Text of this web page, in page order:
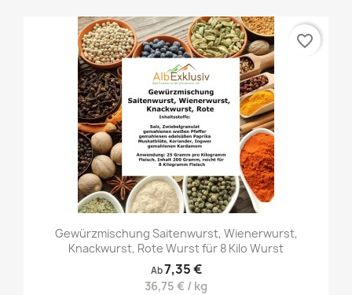
Gewürzmischung Saitenwurst, Wienerwurst,
Knackwurst, Rote Wurst für 8 Kilo Wurst
Ab7,35 €
36,75 € / kg
favorite_border